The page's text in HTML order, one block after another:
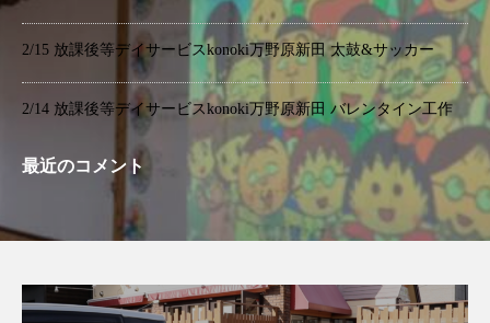
2/15 放課後等デイサービスkonoki万野原新田 太鼓&サッカー
2/14 放課後等デイサービスkonoki万野原新田 バレンタイン工作
最近のコメント